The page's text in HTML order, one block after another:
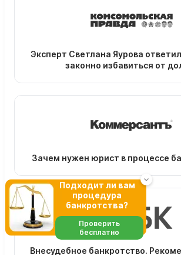
Эксперт Светлана Яурова
законно избавиться от
Зачем нужен юрист в процессе
Внесудебное банкротство.
Подходит ли вам
процедура
банкротства?
Проверить
бесплатно